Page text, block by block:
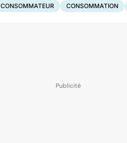
CONSOMMATEUR CONSOMMATION